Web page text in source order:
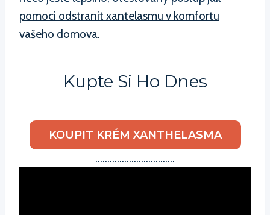
pomoci odstranit xantelasmu v komfortu
vašeho domova.
Kupte Si Ho Dnes
KOUPIT KRÉM XANTHELASMA
……………………………